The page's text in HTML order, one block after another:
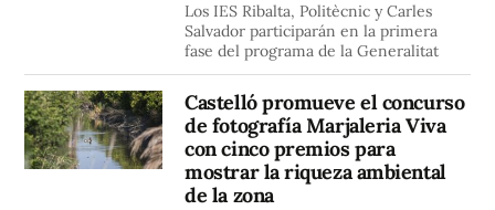
Los IES Ribalta, Politècnic y Carles
Salvador participarán en la primera
fase del programa de la Generalitat
Castelló promueve el concurso
de fotografía Marjaleria Viva
con cinco premios para
mostrar la riqueza ambiental
de la zona